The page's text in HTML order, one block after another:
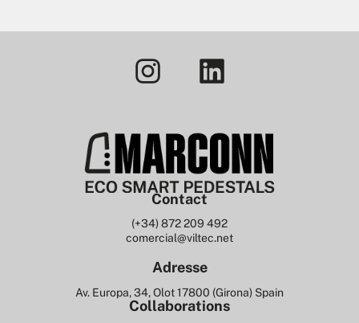
Contact
(+34) 872 209 492
comercial@viltec.net
Adresse
Av. Europa, 34, Olot 17800 (Girona) Spain
Collaborations